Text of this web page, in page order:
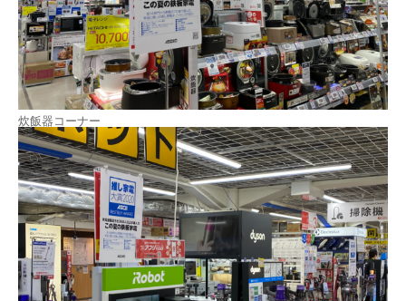
炊飯器コーナー